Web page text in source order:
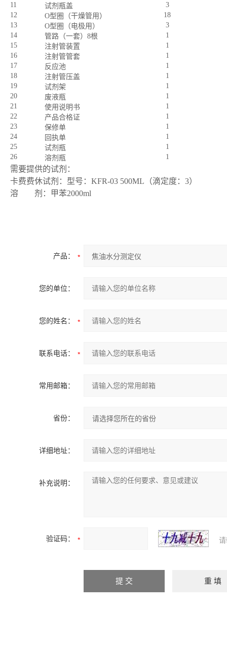
11
试剂瓶盖
3
12
O型圈（干燥管用）
18
13
O型圈（电极用）
3
14
管路（一套）8根
1
15
注射管装置
1
16
注射管管套
1
17
反应池
1
18
注射管压盖
1
19
试剂架
1
20
废液瓶
1
21
使用说明书
1
22
产品合格证
1
23
保修单
1
24
回执单
1
25
试剂瓶
1
26
溶剂瓶 1
需要提供的试剂：
卡费费休试剂：型号：KFR-03 500ML（滴定度：3）
溶 剂：甲苯2000ml
产品：
您的单位：
您的姓名：
联系电话：
常用邮箱：
省份：
详细地址：
补充说明：
验证码：